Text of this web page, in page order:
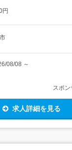
円扶養手当:3,000円/名 (
円
08/08 ～
スポ
求人詳細を見る